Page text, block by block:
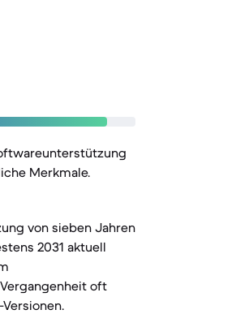
Merkmale.
von sieben Jahren
2031 aktuell
oft